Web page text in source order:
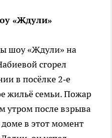
«Ждули»
шоу «Ждули» на
сгорел
в посёлке 2‑е
жильё семьи. Пожар
утром после взрыва
доме в этот момент